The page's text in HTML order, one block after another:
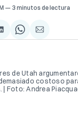
3 minutos de lectura
Compartir
en
Share
on
Compartir
via
de Utah
costoso
| Foto: Andrea